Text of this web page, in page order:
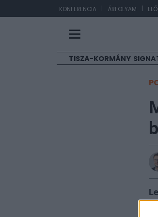
KONFERENCIA | ÁRFOLYAM |
TISZA-KORMÁNY